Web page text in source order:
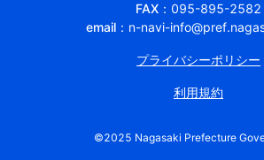
FAX： 095-895-2582
email： n-navi-
プライバシーポリシー
利用規約
©︎2025 Nagasaki Prefecture